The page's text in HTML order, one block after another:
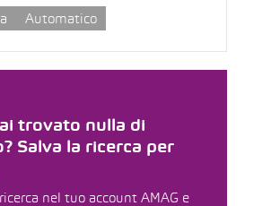
trovato nulla di
Salva la ricerca per
nel tuo account AMAG e
Automatico